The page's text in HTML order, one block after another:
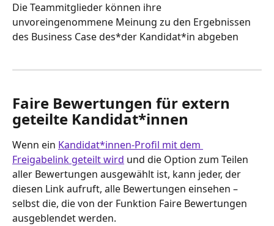
Die Teammitglieder können ihre
unvoreingenommene Meinung zu den Ergebnissen
des Business Case des*der Kandidat*in abgeben
Faire Bewertungen für extern
geteilte Kandidat*innen
Wenn ein Kandidat*innen-Profil mit dem
Freigabelink geteilt wird und die Option zum Teilen
aller Bewertungen ausgewählt ist, kann jeder, der
diesen Link aufruft, alle Bewertungen einsehen –
selbst die, die von der Funktion Faire Bewertungen
ausgeblendet werden.